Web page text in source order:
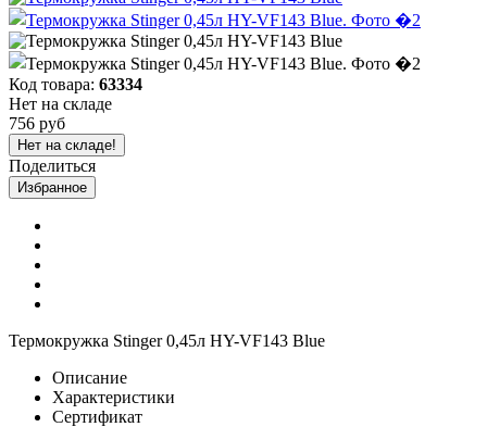
Код товара: 63334
Нет на складе
756 руб
Нет на складе!
Поделиться
Избранное
Термокружка Stinger 0,45л HY-VF143 Blue
Описание
Характеристики
Сертификат